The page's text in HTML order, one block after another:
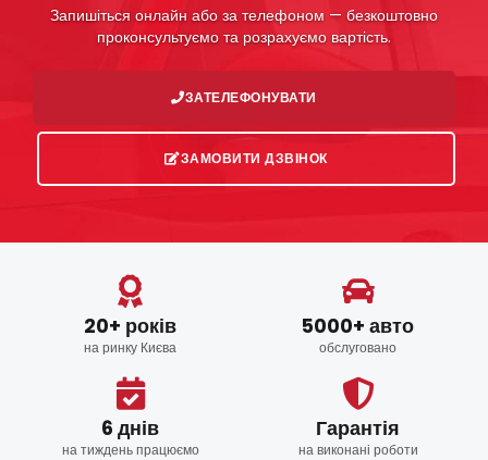
НАВЧАННЯ
Запишіться онлайн або за телефоном — безкоштовно
проконсультуємо та розрахуємо вартість.
ЗАТЕЛЕФОНУВАТИ
ЗАМОВИТИ ДЗВІНОК
20+ років
на ринку Києва
5000+ авто
обслуговано
6 днів
на тиждень працюємо
Гарантія
на виконані роботи